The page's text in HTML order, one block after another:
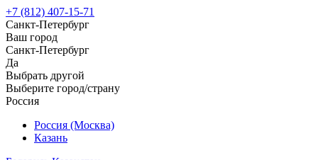
+7 (812) 407-15-71
Санкт-Петербург
Ваш город
Санкт-Петербург
Да
Выбрать другой
Выберите город/страну
Россия
Россия (Москва)
Казань